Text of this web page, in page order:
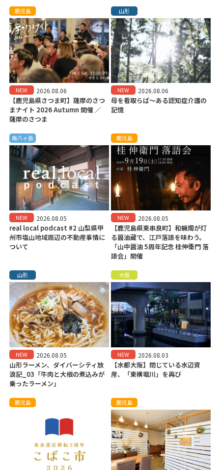
鹿児島
NEW 2026.08.06
【鹿児島県さつま町】薩摩のさつ
まナイト 2026 Autumn 開催 ／
薩摩のさつま
山形
NEW 2026.08.06
母を看取らば～ある認知症介護の
記憶
南八ヶ岳
NEW 2026.08.05
real local podcast #2 山梨県甲
州市塩山地域周辺の不動産事情に
ついて
鹿児島
NEW 2026.08.05
【鹿児島県東串良町】和蝋燭が灯
る醤油蔵で、江戸落語を味わう。
「山中醤油 5周年記念 桂伸衛門 落
語会」開催
山形
NEW 2026.08.05
山形ラーメン、ダイバーシティ放
浪記_03「牛肉と大根の煮込みが
乗ったラーメン」
大阪
NEW 2026.08.03
【水都大阪】閉じている水辺資
産、「東横堀川」を再び
鹿児島 鹿児島